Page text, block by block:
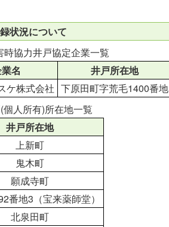
状況について
時協力井戸協定企業一覧
名
井戸所在地
ケ株式会社 下原田町字荒毛1400番地
人所有)所在地一覧
井戸所在地
上新町
鬼木町
願成寺町
番地3（宝来薬師堂）
北泉田町